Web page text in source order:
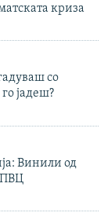
криза
со
јадеш?
Винили од
ПВЦ